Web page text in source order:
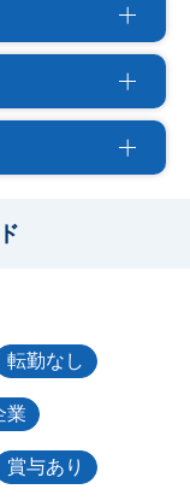
転勤なし
業
賞与あり